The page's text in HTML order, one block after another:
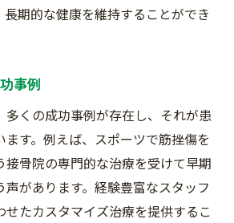
長期的な健康を維持することができ
事例
多くの成功事例が存在し、それが患
す。例えば、スポーツで筋挫傷を
接骨院の専門的な治療を受けて早期
声があります。経験豊富なスタッフ
たカスタマイズ治療を提供するこ